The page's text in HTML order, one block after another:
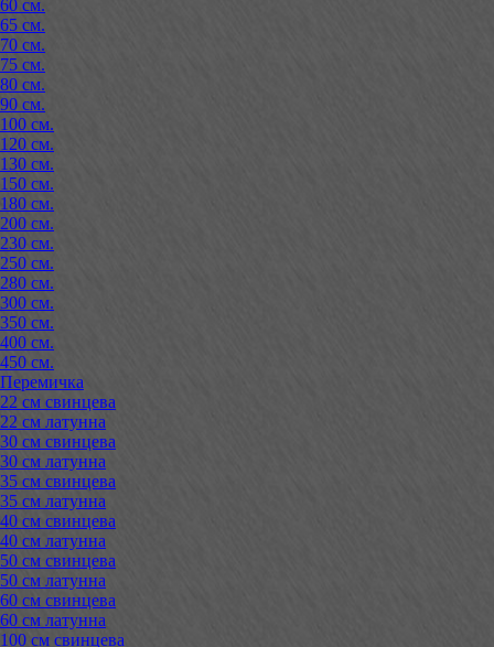
60 см.
65 см.
70 см.
75 см.
80 см.
90 см.
100 см.
120 см.
130 см.
150 см.
180 см.
200 см.
230 см.
250 см.
280 см.
300 см.
350 см.
400 см.
450 см.
Перемичка
22 см свинцева
22 см латунна
30 см свинцева
30 см латунна
35 см свинцева
35 см латунна
40 см свинцева
40 см латунна
50 см свинцева
50 см латунна
60 см свинцева
60 см латунна
100 см свинцева